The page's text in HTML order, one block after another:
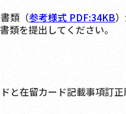
類（参考様式 PDF:34KB
を提出してください。
と在留カード記載事項訂